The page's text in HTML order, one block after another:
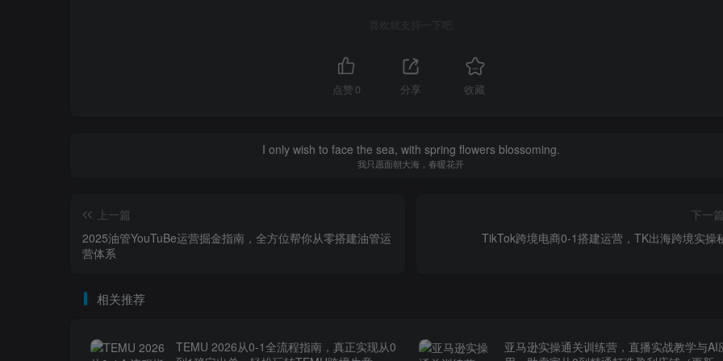
喜欢就支持一下吧
点赞 0 分享 收藏
I only wish to face the sea, with spring flowers blossoming.
我只愿面朝大海，春暖花开
上一篇
2025油管YouTuBe运营掘金指南，全方位帮你从零搭建油管运
营体系
下一篇
TikTok跨境电商0-1搭建运营，TK出海跨境实操
相关推荐
TEMU 2026从0-1全流程指南，真正实现从0
亚马逊实操通关训练营，直播实战教学与AI